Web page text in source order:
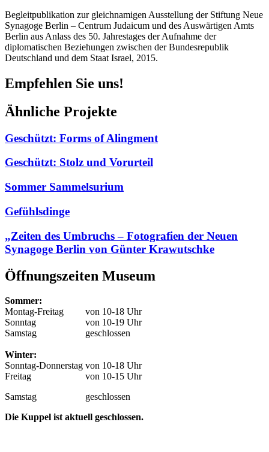
Begleitpublikation zur gleichnamigen Ausstellung der Stiftung Neue
Synagoge Berlin – Centrum Judaicum und des Auswärtigen Amts
Berlin aus Anlass des 50. Jahrestages der Aufnahme der
diplomatischen Beziehungen zwischen der Bundesrepublik
Deutschland und dem Staat Israel, 2015.
Empfehlen Sie uns!
Ähnliche Projekte
Geschützt: Forms of Alingment
Geschützt: Stolz und Vorurteil
Sommer Sammelsurium
Gefühlsdinge
„Zeiten des Umbruchs – Fotografien der Neuen
Synagoge Berlin von Günter Krawutschke
Öffnungszeiten Museum
Sommer:
Montag-Freitag
von 10-18 Uhr
Sonntag
von 10-19 Uhr
Samstag
geschlossen
Winter:
Sonntag-Donnerstag von 10-18 Uhr
Freitag
von 10-15 Uhr
Samstag
geschlossen
Die Kuppel ist aktuell geschlossen.